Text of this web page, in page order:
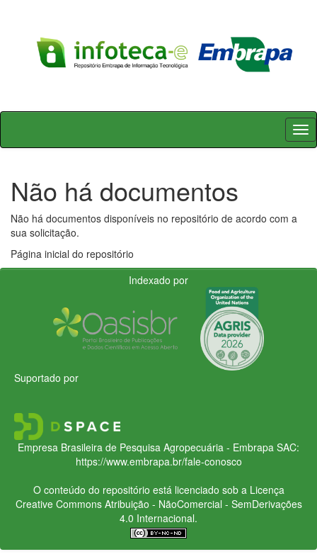
Skip
Não há documentos
Não há documentos disponíveis no repositório de acordo com a
sua solicitação.
Página inicial do repositório
Indexado por
Suportado por
Empresa Brasileira de Pesquisa Agropecuária - Embrapa SAC:
https://www.embrapa.br/fale-conosco
O conteúdo do repositório está licenciado sob a Licença
Creative CommonsAtribuição - NãoComercial - SemDerivações
4.0 Internacional.